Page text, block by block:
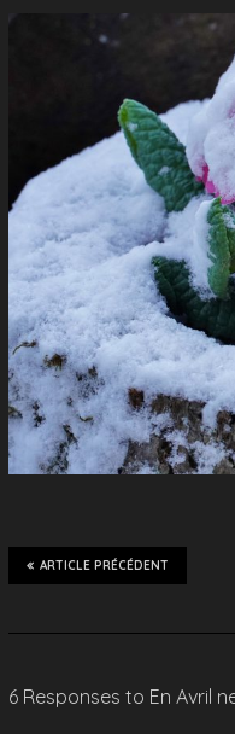
ARTICLE PRÉCÉDENT
6 Responses to En Avril